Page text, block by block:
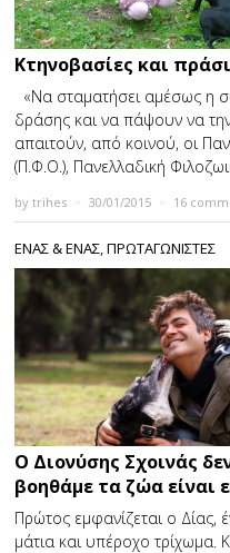
Κτηνοβασίες και
«Να σταματήσει αμέσως η
δράσης και να πάψουν να
απαιτούν, από κοινού, οι
(Π.Φ.Ο.), Πανελλαδική
bytrihes 30/01/2015 16
ΕΝΑΣ & ΕΝΑΣ,ΠΡΩΤΑΓΩΝΙΣΤΕΣ
Ο Διονύσης Σχοινάς
βοηθάμε τα ζώα είναι
Πρώτος εμφανίζεται ο
μάτια και υπέροχο